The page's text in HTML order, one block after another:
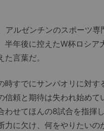
アルゼンチンのスポーツ専
半年後に控えたW杯ロシア
言葉だ。
すでにサンパオリに対す
信頼と期待は失われ始めて
わせてほんの8試合を指揮
力に欠け、何をやりたいの